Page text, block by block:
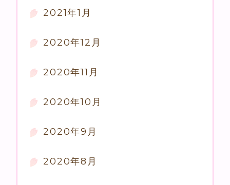
2021年1月
2020年12月
2020年11月
2020年10月
2020年9月
2020年8月